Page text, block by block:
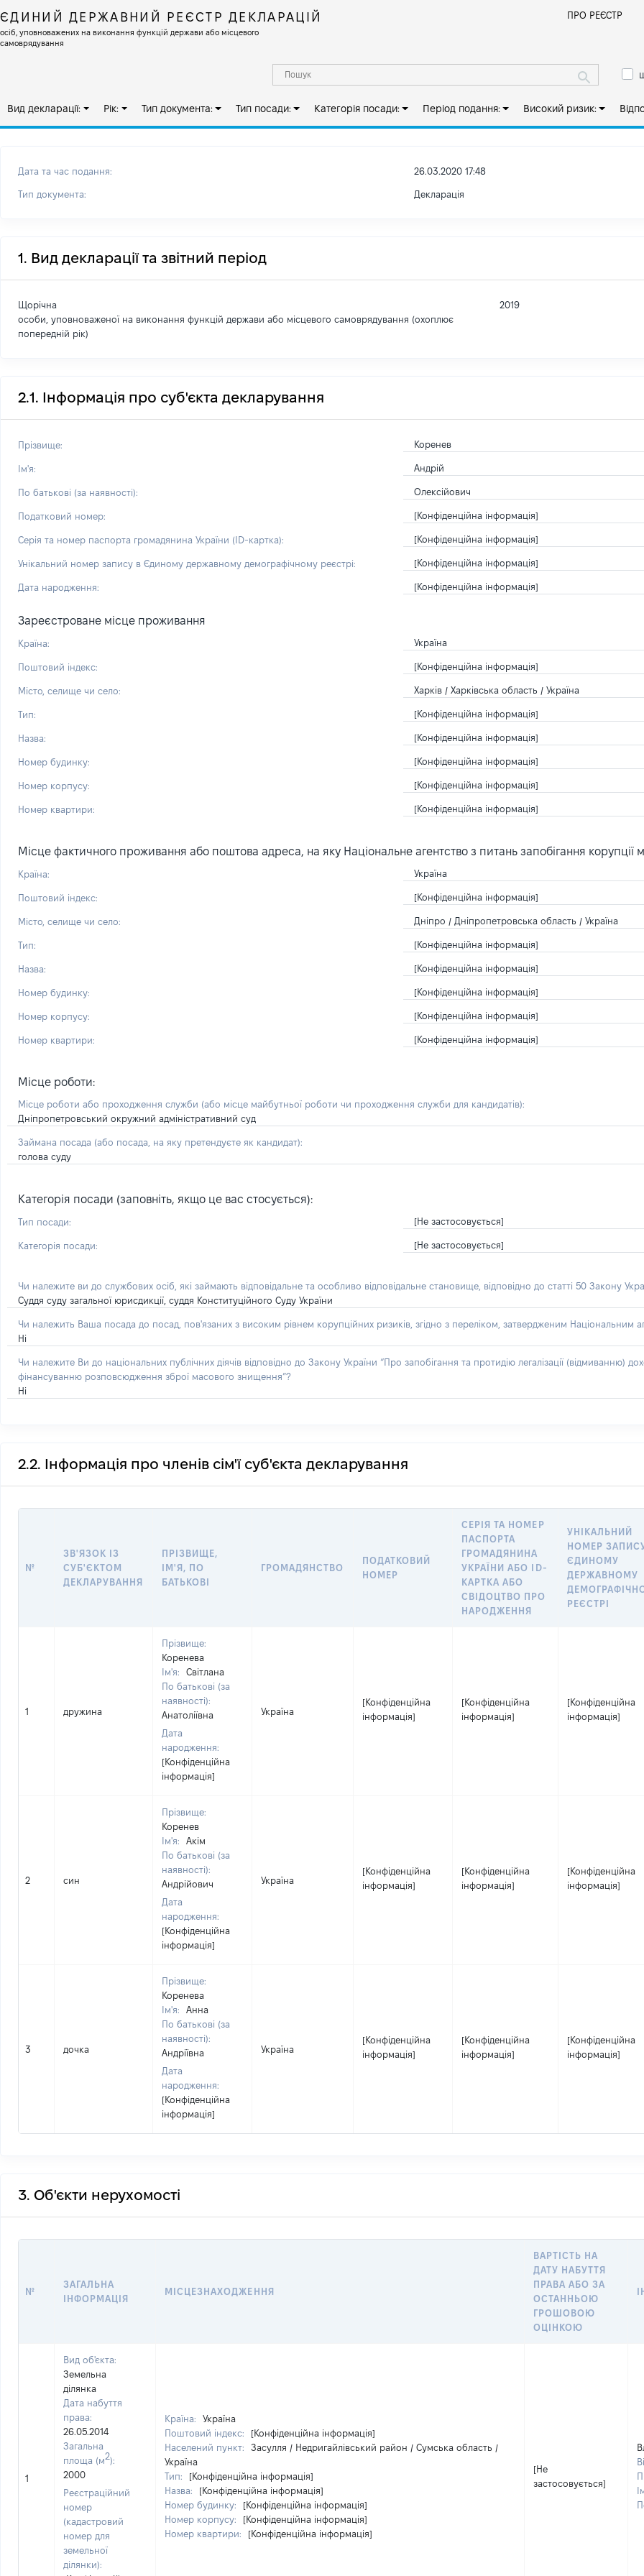
ЄДИНИЙ ДЕРЖАВНИЙ РЕЄСТР ДЕКЛАРАЦІЙ
осіб, уповноважених на виконання функцій держави або місцевого
самоврядування
ПРО РЕЄСТР
Вид декларації: Рік: Тип документа: Тип посади: Категорія посади: Період подання: Високий ризик:
Дата та час подання: 26.03.2020 17:48
Тип документа: Декларація
1. Вид декларації та звітний період
Щорічна
особи, уповноваженої на виконання функцій держави або місцевого самоврядування (охоплює
попередній рік)
2019
2.1. Інформація про суб'єкта декларування
Прізвище: Коренев
Ім'я: Андрій
По батькові (за наявності): Олексійович
Податковий номер: [Конфіденційна інформація]
Серія та номер паспорта громадянина України (ID-картка): [Конфіденційна інформація]
Унікальний номер запису в Єдиному державному демографічному реєстрі: [Конфіденційна інформація]
Дата народження: [Конфіденційна інформація]
Зареєстроване місце проживання
Країна: Україна
Поштовий індекс: [Конфіденційна інформація]
Місто, селище чи село: Харків / Харківська область / Україна
Тип: [Конфіденційна інформація]
Назва: [Конфіденційна інформація]
Номер будинку: [Конфіденційна інформація]
Номер корпусу: [Конфіденційна інформація]
Номер квартири: [Конфіденційна інформація]
Місце фактичного проживання або поштова адреса, на яку Національне агентство з питань запобігання
Країна: Україна
Поштовий індекс: [Конфіденційна інформація]
Місто, селище чи село: Дніпро / Дніпропетровська область / Україна
Тип: [Конфіденційна інформація]
Назва: [Конфіденційна інформація]
Номер будинку: [Конфіденційна інформація]
Номер корпусу: [Конфіденційна інформація]
Номер квартири: [Конфіденційна інформація]
Місце роботи:
Місце роботи або проходження служби (або місце майбутньої роботи чи проходження служби для кандидатів):
Дніпропетровський окружний адміністративний суд
Займана посада (або посада, на яку претендуєте як кандидат):
голова суду
Категорія посади (заповніть, якщо це вас стосується):
Тип посади: [Не застосовується]
Категорія посади: [Не застосовується]
Чи належите ви до службових осіб, які займають відповідальне та особливо відповідальне становище, відповідно до статті 50 Закону
Суддя суду загальної юрисдикції, суддя Конституційного Суду України
Чи належить Ваша посада до посад, пов'язаних з високим рівнем корупційних ризиків, згідно з переліком, затвердженим Національним
Ні
Чи належите Ви до національних публічних діячів відповідно до Закону України “Про запобігання та протидію легалізації
фінансуванню розповсюдження зброї масового знищення”?
Ні
2.2. Інформація про членів сім'ї суб'єкта декларування
№
ЗВ'ЯЗОК ІЗ
СУБ'ЄКТОМ
ДЕКЛАРУВАННЯ
ПРІЗВИЩЕ,
ІМ'Я, ПО
БАТЬКОВІ
ГРОМАДЯНСТВО
ПОДАТКОВИЙ
НОМЕР
СЕРІЯ ТА НОМЕР
ПАСПОРТА
ГРОМАДЯНИНА
УКРАЇНИ АБО ID-
КАРТКА АБО
СВІДОЦТВО ПРО
НАРОДЖЕННЯ
УНІКАЛЬНИЙ
НОМЕР
ЄДИНОМУ
ДЕРЖАВНОМУ
РЕЄСТРІ
1 дружина
Прізвище:
Коренева
Ім'я:
Світлана
По батькові (за
наявності):
Анатоліївна
Дата
народження:
[Конфіденційна
інформація]
Україна
[Конфіденційна
інформація]
[Конфіденційна
інформація]
[Конфіденційна
інформація]
2 син
Прізвище:
Коренев
Ім'я:
Акім
По батькові (за
наявності):
Андрійович
Дата
народження:
[Конфіденційна
інформація]
Україна
[Конфіденційна
інформація]
[Конфіденційна
інформація]
[Конфіденційна
інформація]
3 дочка
Прізвище:
Коренева
Ім'я:
Анна
По батькові (за
наявності):
Андріївна
Дата
народження:
[Конфіденційна
інформація]
Україна
[Конфіденційна
інформація]
[Конфіденційна
інформація]
[Конфіденційна
інформація]
3. Об'єкти нерухомості
№
ЗАГАЛЬНА
ІНФОРМАЦІЯ
МІСЦЕЗНАХОДЖЕННЯ
ВАРТІСТЬ НА
ДАТУ НАБУТТЯ
ПРАВА АБО ЗА
ОСТАННЬОЮ
ГРОШОВОЮ
ОЦІНКОЮ
1
Вид об'єкта:
Земельна
ділянка
Дата набуття
права:
26.05.2014
Загальна
площа (м2):
2000
Реєстраційний
номер
(кадастровий
номер для
земельної
ділянки):
Країна:
Україна
Поштовий індекс:
[Конфіденційна інформація]
Населений пункт:
Засулля / Недригайлівський район / Сумська область /
Україна
Тип:
[Конфіденційна інформація]
Назва:
[Конфіденційна інформація]
Номер будинку:
[Конфіденційна інформація]
Номер корпусу:
[Конфіденційна інформація]
Номер квартири:
[Конфіденційна інформація]
[Не
застосовується]